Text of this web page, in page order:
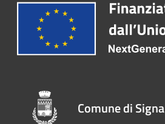
Comune di Signa